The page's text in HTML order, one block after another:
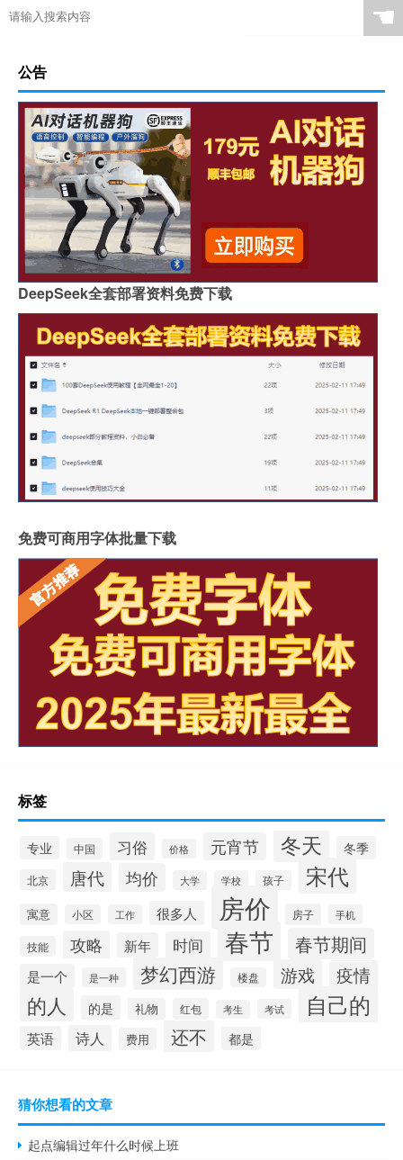
☚
公告
DeepSeek全套部署资料免费下载
免费可商用字体批量下载
标签
专业 中国 习俗 价格 元宵节 冬天 冬季
北京 唐代 均价 大学 学校 孩子 宋代
寓意 小区 工作 很多人 房价 房子 手机
技能 攻略 新年 时间 春节 春节期间
是一个 是一种 梦幻西游 楼盘 游戏 疫情
的人 的是 礼物 红包 考生 考试 自己的
英语 诗人 费用 还不 都是
猜你想看的文章
起点编辑过年什么时候上班